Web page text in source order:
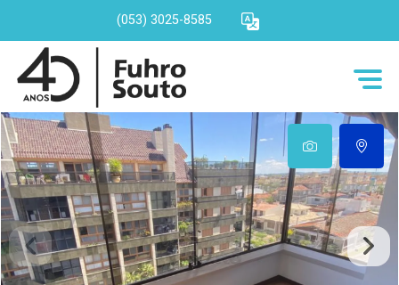
(053) 3025-8585